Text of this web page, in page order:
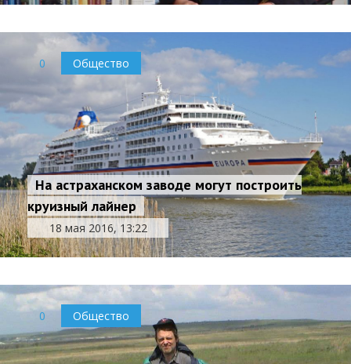
0 Общество
На астраханском заводе могут построить
круизный лайнер
18 мая 2016, 13:22
0 Общество